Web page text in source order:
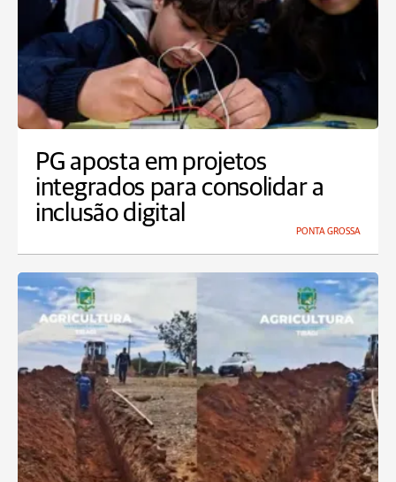
PG aposta em projetos
integrados para consolidar a
inclusão digital
PONTA GROSSA